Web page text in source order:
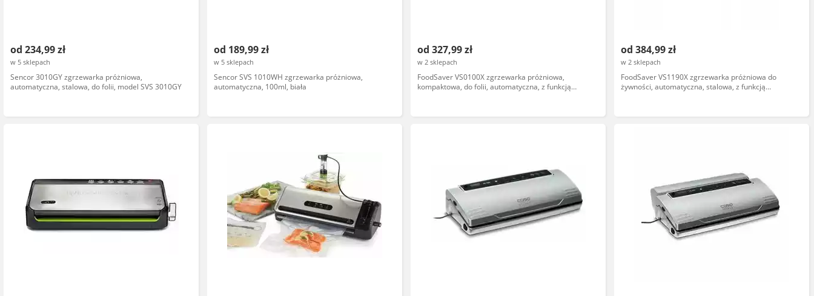
od 234,99 zł
w 5 sklepach
Sencor 3010GY zgrzewarka próżniowa,
automatyczna, stalowa, do folii, model SVS 3010GY
od 189,99 zł
w 5 sklepach
Sencor SVS 1010WH zgrzewarka próżniowa,
automatyczna, 100ml, biała
od 327,99 zł
w 2 sklepach
FoodSaver VS0100X zgrzewarka próżniowa,
kompaktowa, do folii, automatyczna, z funkcją
od 384,99 zł
w 2 sklepach
FoodSaver VS1190X zgrzewarka próżniowa do
żywności, automatyczna, stalowa, z funkcją